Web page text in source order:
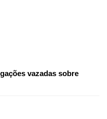
vazadas sobre